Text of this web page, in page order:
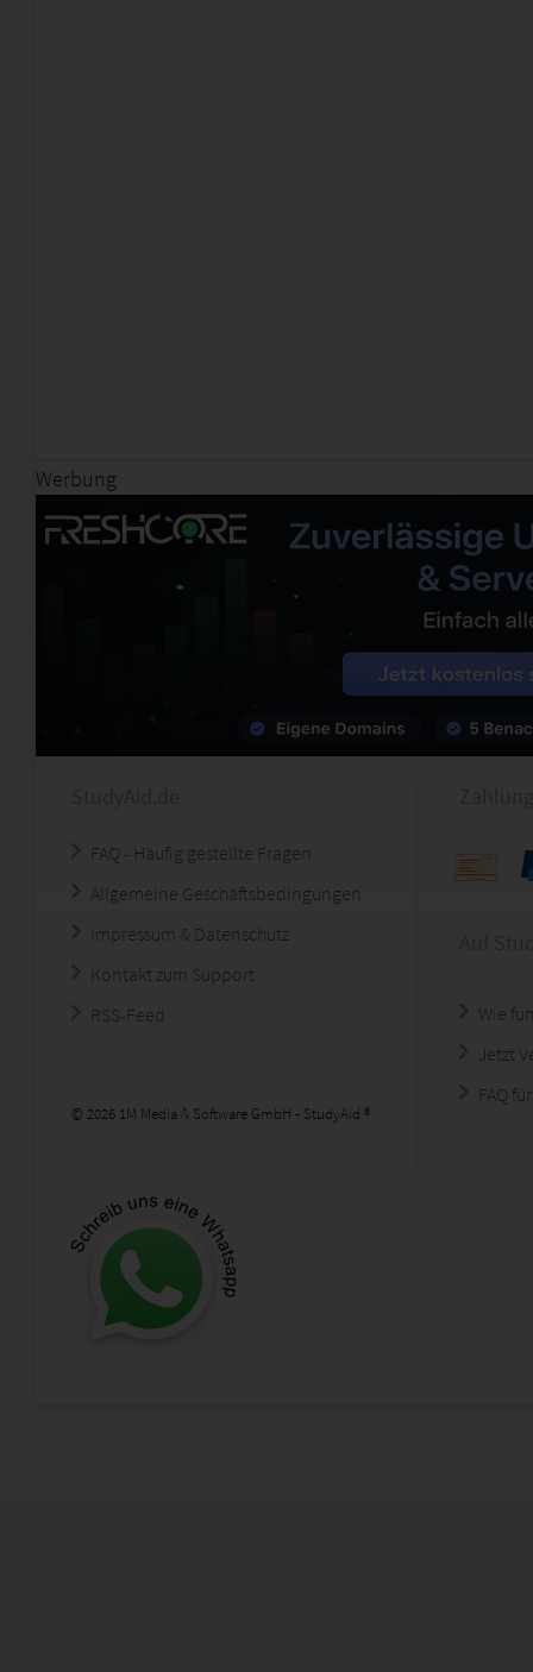
Werbung
FAQ - Häufig gestellte Fragen
Allgemeine Geschäftsbedingungen
Impressum & Datenschutz
Kontakt zum Support
RSS-Feed
© 2026 1M Media & Software GmbH - StudyAid ®
Wie
Jetzt
FAQ